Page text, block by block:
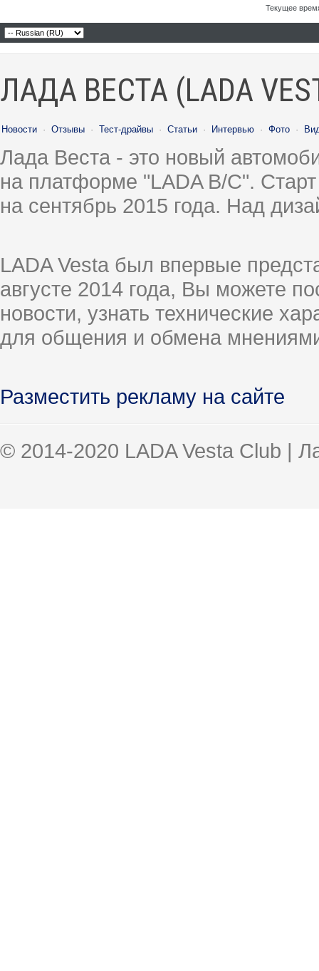
Текущее
ЛАДА ВЕСТА (LADA
Новости · Отзывы · Тест-драйвы · Статьи · Интервью · Фото ·
Лада Веста - это новый
на платформе "LADA B/C".
на сентябрь 2015 года. Над
LADA Vesta был впервые
августе 2014 года, Вы можете
новости, узнать технические
для общения и обмена
Разместить рекламу на сайте
© 2014-2020 LADA Vesta Club |